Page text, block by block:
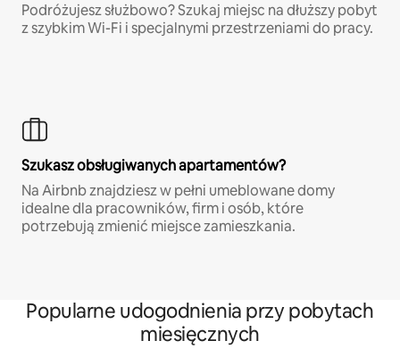
Podróżujesz służbowo? Szukaj miejsc na dłuższy pobyt
z szybkim Wi-Fi i specjalnymi przestrzeniami do pracy.
Szukasz obsługiwanych apartamentów?
Na Airbnb znajdziesz w pełni umeblowane domy
idealne dla pracowników, firm i osób, które
potrzebują zmienić miejsce zamieszkania.
Popularne udogodnienia przy pobytach
miesięcznych